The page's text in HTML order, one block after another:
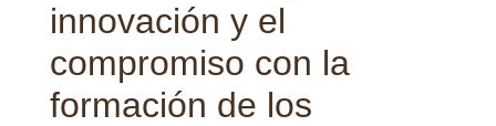
innovación y el
compromiso con la
formación de los